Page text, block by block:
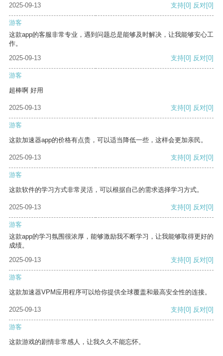
2025-09-13 支持[0] 反对[0]
游客
这款app的客服非常专业，遇到问题总是能够及时解决，让我能够安心工
作。
2025-09-13
支持[0] 反对[0]
游客
超棒啊 好用
2025-09-13 支持[0] 反对[0]
游客
这款加速器app的价格有点贵，可以适当降低一些，这样会更加亲民。
2025-09-13 支持[0] 反对[0]
游客
这款软件的学习方式非常灵活，可以根据自己的需求选择学习方式。
2025-09-13 支持[0] 反对[0]
游客
这款app的学习氛围很浓厚，能够激励我不断学习，让我能够取得更好的
成绩。
2025-09-13
支持[0] 反对[0]
游客
这款加速器VPM应用程序可以给你提供全球覆盖和最高安全性的连接。
2025-09-13 支持[0] 反对[0]
游客
这款游戏的剧情非常感人，让我久久不能忘怀。